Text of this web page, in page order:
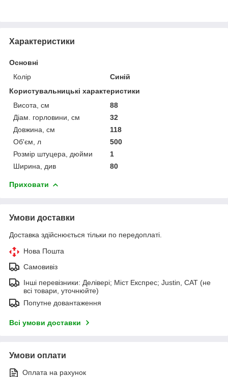
Характеристики
Основні
Колір
Синій
Користувальницькі характеристики
Висота, см
88
Діам. горловини, см
32
Довжина, см
118
Об'єм, л
500
Розмір штуцера, дюйми
1
Ширина, див
80
Приховати
Умови доставки
Доставка здійснюється тільки по передоплаті.
Нова Пошта
Самовивіз
Інші перевізники: Делівері; Міст Експрес; Justin, САТ (не
всі товари, уточнюйте)
Попутне довантаження
Всі умови доставки
Умови оплати
Оплата на рахунок